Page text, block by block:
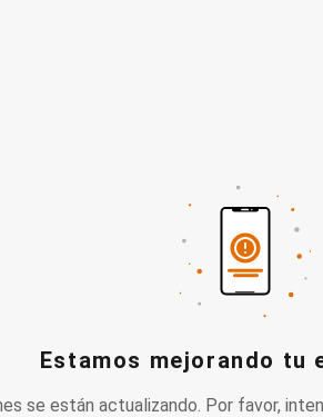
Estamos mejorando tu
se están actualizando. Por favor,